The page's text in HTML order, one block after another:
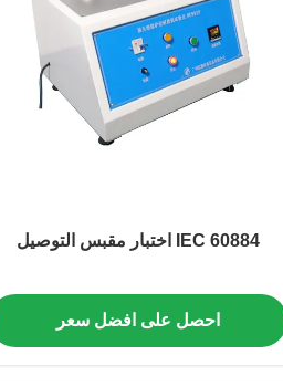
IEC 60884 اختبار مقبس التوصيل
احصل على افضل سعر